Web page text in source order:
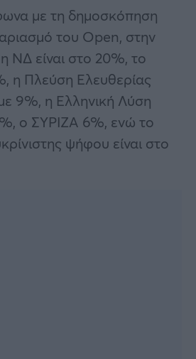
με τη δημοσκόπηση
του Open, στην
είναι στο 20%, το
η Πλεύση Ελευθερίας
9%, η Ελληνική Λύση
ο ΣΥΡΙΖΑ 6%, ενώ το
ψήφου είναι στο